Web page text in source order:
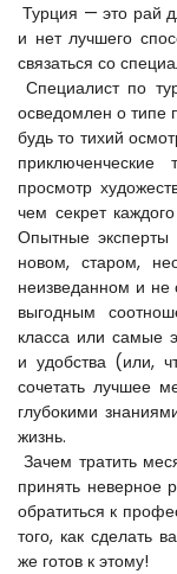
Турция — это рай
и нет лучшего
связаться со
Специалист по туристическим направлениям будет хорошо
осведомлен о типе
будь то тихий
просмотр
чем секрет
Опытные
новом, старом,
неизведанном и
выгодным
класса или самые
и удобства (или,
сочетать лучшее
глубокими
жизнь.
Зачем тратить месяцы на планирование отпуска и рисковать
принять неверное
обратиться к
того, как сделать
же готов к этому!